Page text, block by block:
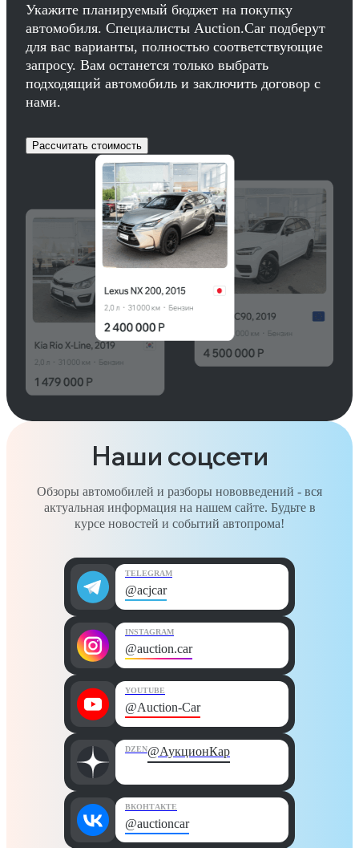
Укажите планируемый бюджет на покупку
автомобиля. Специалисты Auction.Car подберут
для вас варианты, полностью соответствующие
запросу. Вам останется только выбрать
подходящий автомобиль и заключить договор с
нами.
Рассчитать стоимость
Наши соцсети
Обзоры автомобилей и разборы нововведений - вся
актуальная информация на нашем сайте. Будьте в
курсе новостей и событий автопрома!
TELEGRAM
@acjcar
INSTAGRAM
@auction.car
YOUTUBE
@Auction-Car
DZEN@АукционКар
ВКОНТАКТЕ
@auctioncar